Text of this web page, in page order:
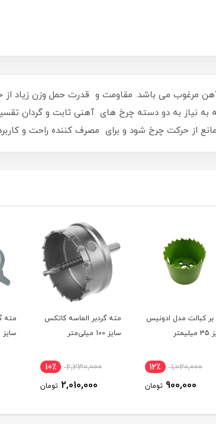
مرغوب می باشد. مقاومت و قدرت حمل وزن زیاد
نیاز به دو دسته چرخ های آهنی ثابت و گردان
از حرکت چرخ شود و برای مصرف کننده راحت و
بر کبالت مدل ادونیس
1,020,000 12٪
900,000 تومان
مته گردبر الماسه کاتکس
سایز 100 میلی‌متر
2,230,000 10٪
2,010,000 تومان
مته
سایز 60 میلی‌متر